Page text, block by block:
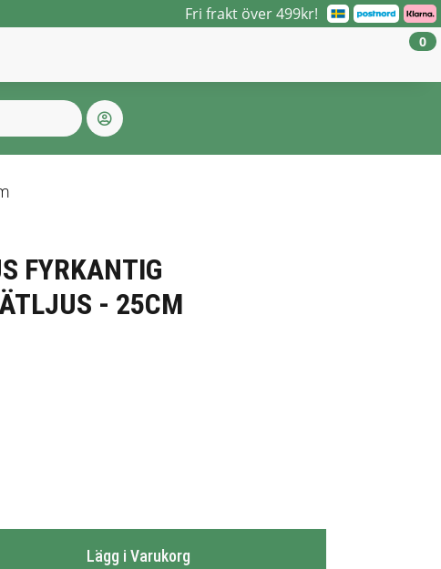
Fri frakt över 499kr!
0
FYRKANTIG
- 25CM
Lägg i Varukorg